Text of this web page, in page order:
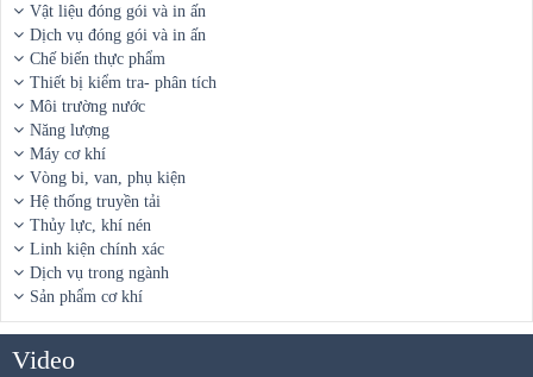
Vật liệu đóng gói và in ấn
Dịch vụ đóng gói và in ấn
Chế biến thực phẩm
Thiết bị kiểm tra- phân tích
Môi trường nước
Năng lượng
Máy cơ khí
Vòng bi, van, phụ kiện
Hệ thống truyền tải
Thủy lực, khí nén
Linh kiện chính xác
Dịch vụ trong ngành
Sản phẩm cơ khí
Video